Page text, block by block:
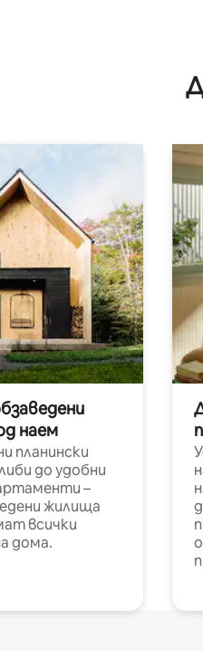
наем
планински
до удобни
–
жилища
всички
дома.